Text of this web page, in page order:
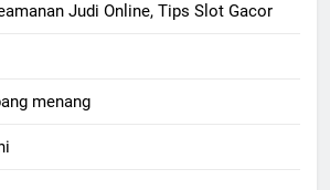
Judi Online, Tips Slot Gacor
menang